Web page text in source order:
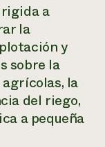
AgriSolar
a
la
y
sobre la
la
del riego,
a pequeña